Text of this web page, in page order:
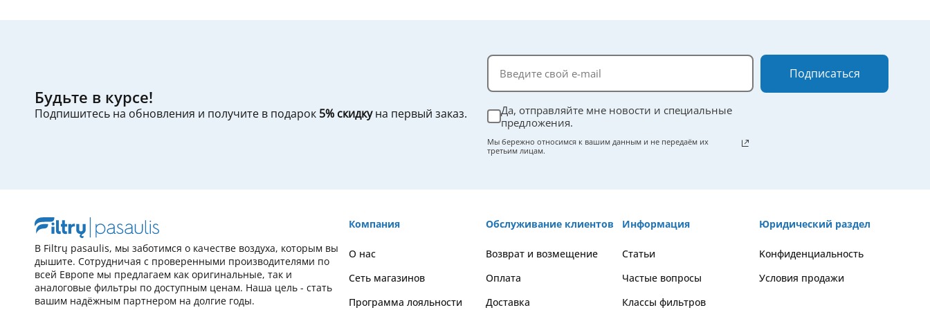
Будьте в курсе!
Подпишитесь на обновления и получите в подарок 5% скидкуна первый заказ.
Да, отправляйте мне новости и специальные
предложения.
Мы бережно относимся к вашим данным и не передаём их
третьим лицам.
Подписаться
В Filtrų pasaulis, мы заботимся о качестве воздуха, которым вы
дышите. Сотрудничая с проверенными производителями по
всей Европе мы предлагаем как оригинальные, так и
аналоговые фильтры по доступным ценам. Наша цель - стать
вашим надёжным партнером на долгие годы.
Компания
О нас
Сеть магазинов
Программа лояльности
Обслуживание клиентов
Возврат и возмещение
Оплата
Доставка
Информация
Статьи
Частые вопросы
Классы фильтров
Юридический раздел
Kонфиденциальность
Условия продажи